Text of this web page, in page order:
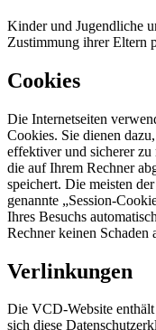
Kinder und Jugendliche
Zustimmung ihrer Eltern
Cookies
Die Internetseiten
Cookies. Sie dienen
effektiver und sicherer zu
die auf Ihrem Rechner
speichert. Die meisten
genannte „Session-
Ihres Besuchs
Rechner keinen Schaden
Verlinkungen
Die VCD-Website
sich diese